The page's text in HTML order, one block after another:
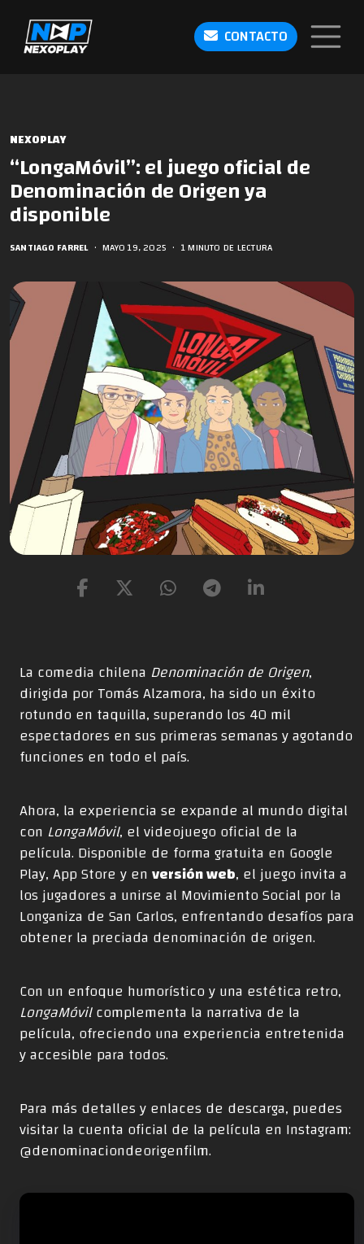
CONTACTO
NEXOPLAY
“LongaMóvil”: el juego oficial de
Denominación de Origen ya
disponible
SANTIAGO FARREL • MAYO 19, 2025 • 1 MINUTO DE LECTURA
La comedia chilena Denominación de Origen,
dirigida por Tomás Alzamora, ha sido un éxito
rotundo en taquilla, superando los 40 mil
espectadores en sus primeras semanas y agotando
funciones en todo el país.
Ahora, la experiencia se expande al mundo digital
con LongaMóvil, el videojuego oficial de la
película. Disponible de forma gratuita en Google
Play, App Store y enversión web, el juego invita a
los jugadores a unirse al Movimiento Social por la
Longaniza de San Carlos, enfrentando desafíos para
obtener la preciada denominación de origen.
Con un enfoque humorístico y una estética retro,
LongaMóvilcomplementa la narrativa de la
película, ofreciendo una experiencia entretenida
y accesible para todos.
Para más detalles y enlaces de descarga, puedes
visitar la cuenta oficial de la película en Instagram:
@denominaciondeorigenfilm.